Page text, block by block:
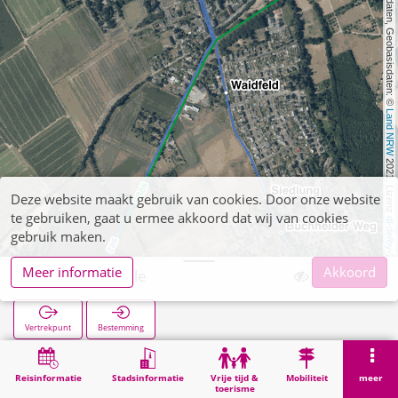
, Kartendaten, Geobasisdaten: ©
Land NRW
2021, Lizenz
dl-de/by-2-0
Reisinformatie Stadsinformatie
Vrije tijd &
toerisme
Mobiliteit meer
Rölsdorf Schule
Vertrekpunt Bestemming
Zoekopracht Rölsdorf Schule
Deze website maakt gebruik van cookies. Door onze website
te gebruiken, gaat u ermee akkoord dat wij van cookies
gebruik maken.
Meer informatie
Akkoord